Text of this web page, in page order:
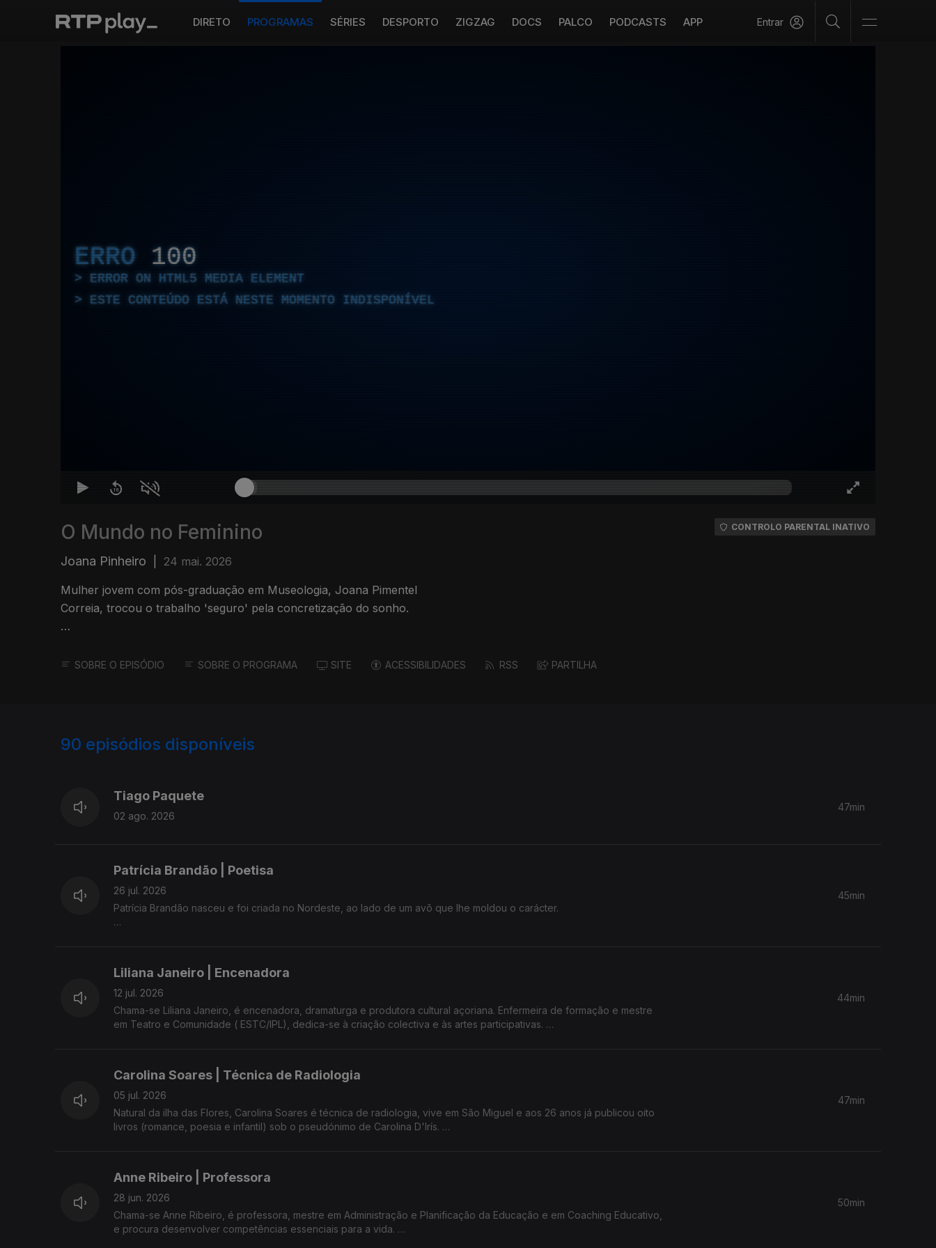
DIRETO PROGRAMAS SÉRIES DESPORTO ZIGZAG DOCS PALCO PODCASTS APP Entrar
ERRO 100
ERROR ON HTML5 MEDIA ELEMENT
ESTE CONTEÚDO ESTÁ NESTE MOMENTO INDISPONÍVEL
O Mundo no Feminino
Joana Pinheiro 24 mai. 2026
Mulher jovem com pós-graduação em Museologia, Joana Pimentel
Correia, trocou o trabalho 'seguro' pela concretização do sonho.
local e inovação: Bogangas - cookies de chá.
Açores.
CONTROLO PARENTAL INATIVO
SOBRE O EPISÓDIO SOBRE O PROGRAMA SITE ACESSIBILIDADES RSS PARTILHA
90 episódios disponíveis
Tiago Paquete
02 ago. 2026
47min
Patrícia Brandão | Poetisa
26 jul. 2026
Patrícia Brandão nasceu e foi criada no Nordeste, ao lado de um avô que lhe moldou o carácter.
Desde os primeiros anos de escola que escreve, mas só em 2015 teve 'coragem' de mostrar os seus sentimentos e
pensamentos em O Silêncio do Orvalho.
Está a preparar o segundo livro de poesia, porque as palavras precisam de tempo para serenarem e encontrarem o
seu lugar no mundo.
45min
Liliana Janeiro | Encenadora
12 jul. 2026
Chama-se Liliana Janeiro, é encenadora, dramaturga e produtora cultural açoriana. Enfermeira de formação e mestre
em Teatro e Comunidade ( ESTC/IPL), dedica-se à criação colectiva e às artes participativas.
Portugal 26 - já levou o projecto às ilhas de São Miguel, Faial e Flores, chegando este ano a São Jorge.
Com Ana Resendes e Maria José Raposo, presidente da Umar Açores.
44min
Carolina Soares | Técnica de Radiologia
05 jul. 2026
Natural da ilha das Flores, Carolina Soares é técnica de radiologia, vive em São Miguel e aos 26 anos já publicou oito
livros (romance, poesia e infantil) sob o pseudónimo de Carolina D'Irís.
Com Ana Resendes e Maria José Raposo Presidente da UMAR-Açores.
47min
Anne Ribeiro | Professora
28 jun. 2026
Chama-se Anne Ribeiro, é professora, mestre em Administração e Planificação da Educação e em Coaching Educativo,
e procura desenvolver competências essenciais para a vida.
50min